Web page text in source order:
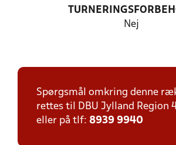
Nej
Spørgsmål omkring denne
rettes til DBU Jylland Region
eller på tlf: 8939 9940